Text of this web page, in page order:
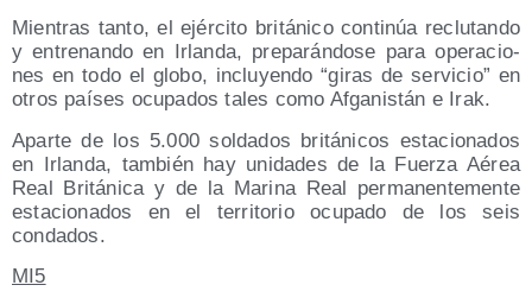
Mien­tras tan­to, el ejér­ci­to bri­tá­ni­co con­ti­núa reclu­tan­do
y entre­nan­do en Irlan­da, pre­pa­rán­do­se para ope­ra­cio­
nes en todo el glo­bo, inclu­yen­do “giras de ser­vi­cio” en
otros paí­ses ocu­pa­dos tales como Afga­nis­tán e Irak.
Apar­te de los 5.000 sol­da­dos bri­tá­ni­cos esta­cio­na­dos
en Irlan­da, tam­bién hay uni­da­des de la Fuer­za Aérea
Real Bri­tá­ni­ca y de la Mari­na Real per­ma­nen­te­men­te
esta­cio­na­dos en el terri­to­rio ocu­pa­do de los seis
condados.
MI5